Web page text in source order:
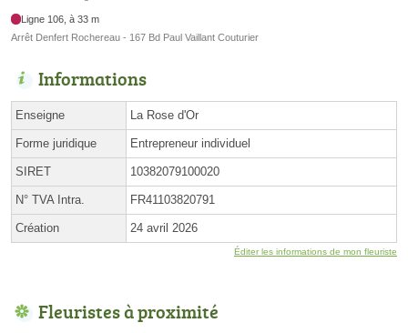
Ligne 106, à 33 m
Arrêt Denfert Rochereau - 167 Bd Paul Vaillant Couturier
Informations
Enseigne La Rose d'Or
Forme juridique Entrepreneur individuel
SIRET 10382079100020
N° TVA Intra. FR41103820791
Création 24 avril 2026
Éditer les informations de mon fleuriste
Fleuristes à proximité